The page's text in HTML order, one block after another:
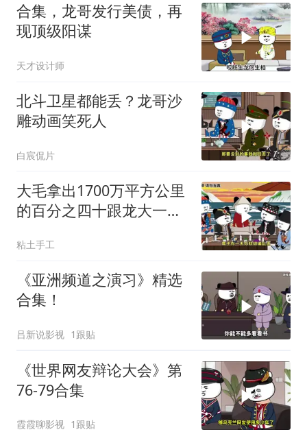
合集，龙哥发行美债，再
现顶级阳谋
天才设计师
北斗卫星都能丢？龙哥沙
雕动画笑死人
白宸侃片
大毛拿出1700万平方公里
的百分之四十跟龙大一起
粘土手工
《亚洲频道之演习》精选
合集！
吕新说影视 1跟贴
《世界网友辩论大会》第
76-79合集
霞霞聊影视 1跟贴